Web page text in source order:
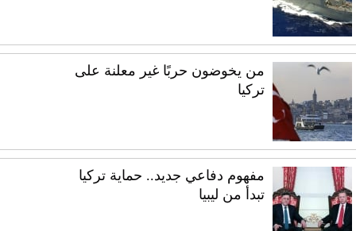
من يخوضون حربًا غير معلنة على
تركيا
مفهوم دفاعي جديد.. حماية تركيا
تبدأ من ليبيا